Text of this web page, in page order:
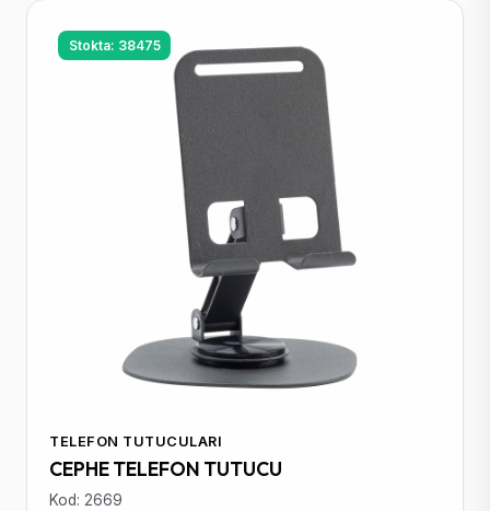
Stokta: 38475
TELEFON TUTUCULARI
CEPHE TELEFON TUTUCU
Kod: 2669